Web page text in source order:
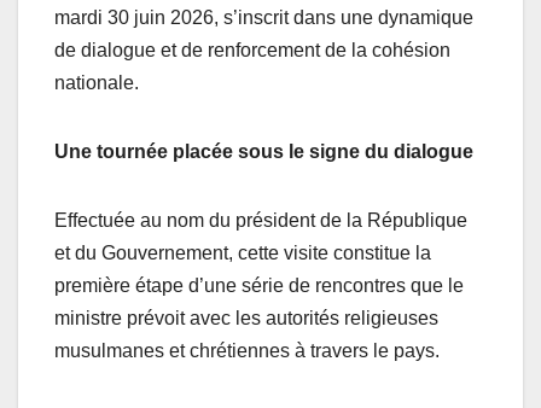
mardi 30 juin 2026, s’inscrit dans une dynamique
de dialogue et de renforcement de la cohésion
nationale.
Une tournée placée sous le signe du dialogue
Effectuée au nom du président de la République
et du Gouvernement, cette visite constitue la
première étape d’une série de rencontres que le
ministre prévoit avec les autorités religieuses
musulmanes et chrétiennes à travers le pays.